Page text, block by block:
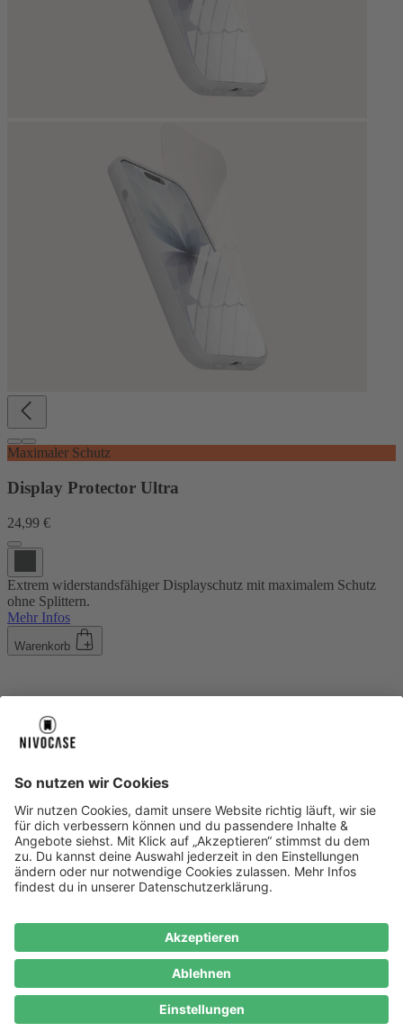
Maximaler Schutz
Display Protector Ultra
24,99 €
Extrem widerstandsfähiger Displayschutz mit maximalem Schutz
ohne Splittern.
Mehr Infos
Warenkorb
About NIVOCASE
Geschäftskunden
Zahlungsarten Versandinfos Alle Hilfe-Themen
Zufriedenheitsgarantie
Service
Service
AGB VERTRAG WIDERRUFEN Datenschutz
Ombudsmann
Barrierefreiheit Lieferantenkodex Bestell-Prozess
Samsung Handyhüllen
Handyhüllen Handyketten
Cookie Consent
* Preisangaben inkl. Mwst. und zzgl.Versandkosten